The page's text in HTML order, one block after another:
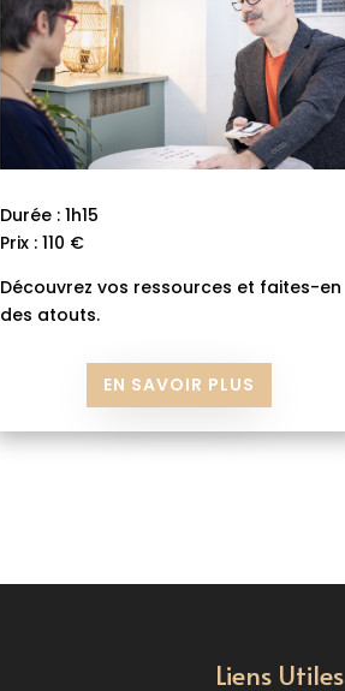
Durée : 1h15
Prix : 110 €
Découvrez vos ressources et faites-en
des atouts.
EN SAVOIR PLUS
Liens Utiles